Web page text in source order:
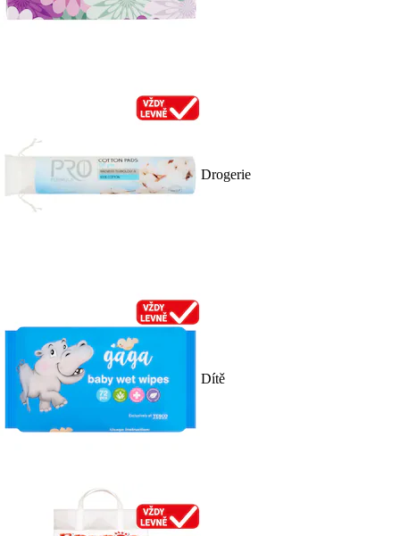
Drogerie
Dítě